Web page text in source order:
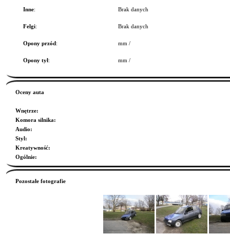
Inne: Brak danych
Felgi: Brak danych
Opony przód: mm /
Opony tył: mm /
Oceny auta
Wnętrze:
Komora silnika:
Audio:
Styl:
Kreatywność:
Ogólnie:
Pozostałe fotografie